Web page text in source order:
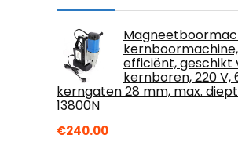
kernboormachine,
efficiënt, geschikt
kernboren, 220 V,
kerngaten 28 mm, max.
13800N
€240.00